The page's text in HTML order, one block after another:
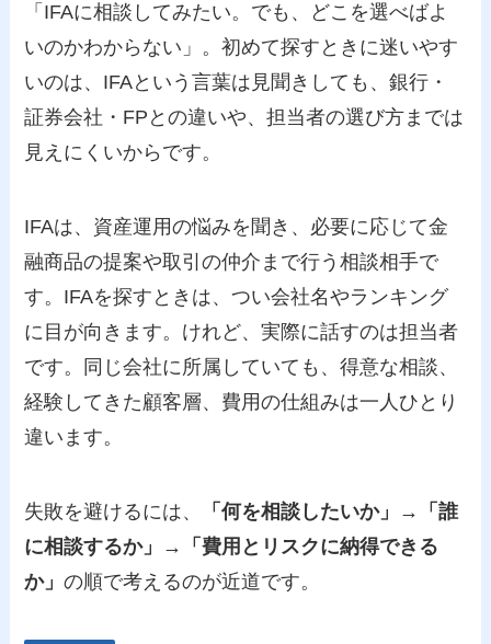
「IFAに相談してみたい。でも、どこを選べばよ
いのかわからない」。初めて探すときに迷いやす
いのは、IFAという言葉は見聞きしても、銀行・
証券会社・FPとの違いや、担当者の選び方までは
見えにくいからです。
IFAは、資産運用の悩みを聞き、必要に応じて金
融商品の提案や取引の仲介まで行う相談相手で
す。IFAを探すときは、つい会社名やランキング
に目が向きます。けれど、実際に話すのは担当者
です。同じ会社に所属していても、得意な相談、
経験してきた顧客層、費用の仕組みは一人ひとり
違います。
失敗を避けるには、
「何を相談したいか」→「誰
に相談するか」→「費用とリスクに納得できる
か」の順で考えるのが近道です。